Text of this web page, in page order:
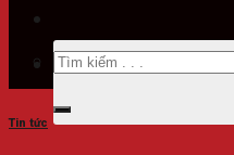
Tìm
kiếm:
Tin tức